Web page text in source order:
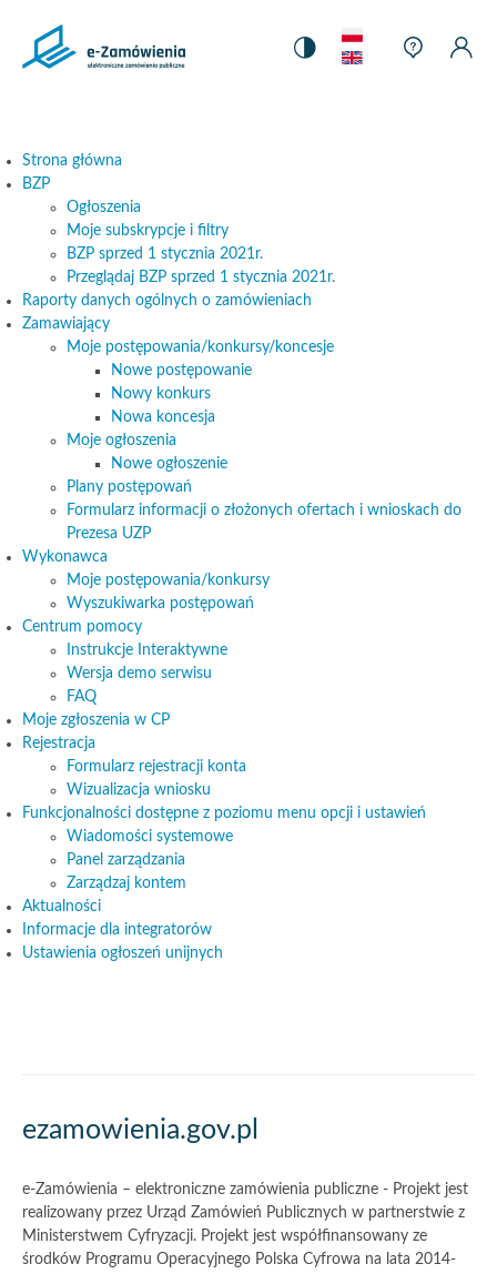
główna
Zamówienia
Ustawienia
Język
Pomoc
Pomoc
Mapa strony
Strona główna
BZP
Ogłoszenia
Moje subskrypcje i filtry
BZP sprzed 1 stycznia 2021r.
Przeglądaj BZP sprzed 1 stycznia 2021r.
Raporty danych ogólnych o zamówieniach
Zamawiający
Moje postępowania/konkursy/koncesje
Nowe postępowanie
Nowy konkurs
Nowa koncesja
Moje ogłoszenia
Nowe ogłoszenie
Plany postępowań
Formularz informacji o złożonych ofertach i wnioskach do
Prezesa UZP
Wykonawca
Moje postępowania/konkursy
Wyszukiwarka postępowań
Centrum pomocy
Instrukcje Interaktywne
Wersja demo serwisu
FAQ
Moje zgłoszenia w CP
Rejestracja
Formularz rejestracji konta
Wizualizacja wniosku
Funkcjonalności dostępne z poziomu menu opcji i ustawień
Wiadomości systemowe
Panel zarządzania
Zarządzaj kontem
Aktualności
Informacje dla integratorów
Ustawienia ogłoszeń unijnych
Akcje
informacje
o
witrynie
ezamowienia.gov.pl
e-Zamówienia – elektroniczne zamówienia publiczne - Projekt jest
realizowany przez Urząd Zamówień Publicznych w partnerstwie z
Ministerstwem Cyfryzacji. Projekt jest współfinansowany ze
środków Programu Operacyjnego Polska Cyfrowa na lata 2014-